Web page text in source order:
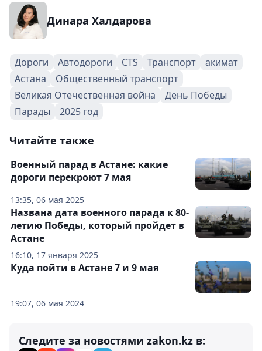
Динара Халдарова
Дороги Автодороги CTS Транспорт
акимат
Астана
Общественный транспорт
Великая Отечественная война
День Победы
Парады
2025 год
Читайте также
13:35, 06 мая 2025
Военный парад в Астане: какие
дороги перекроют 7 мая
16:10, 17 января 2025
Названа дата военного парада к 80-
летию Победы, который пройдет в
Астане
19:07, 06 мая 2024
Куда пойти в Астане 7 и 9 мая
Следите за новостями zakon.kz в: